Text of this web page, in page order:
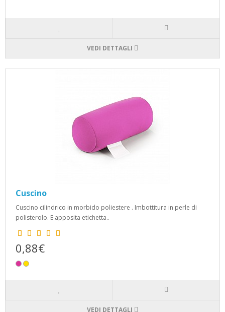
VEDI DETTAGLI
Cuscino
Cuscino cilindrico in morbido poliestere . Imbottitura in perle di
polisterolo. E apposita etichetta..
0,88€
VEDI DETTAGLI